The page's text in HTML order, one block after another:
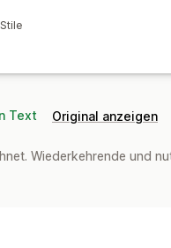
Text Original anzeigen
Wiederkehrende und